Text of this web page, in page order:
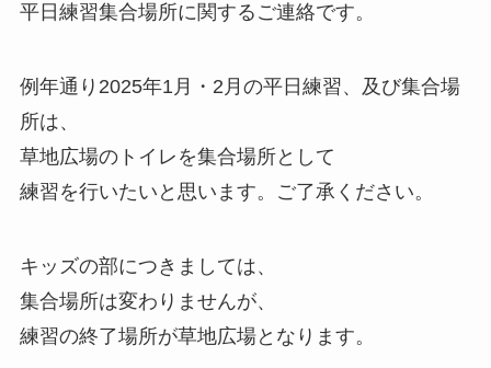
平日練習集合場所に関するご連絡です。
例年通り2025年1月・2月の平日練習、及び集合場
所は、
草地広場のトイレを集合場所として
練習を行いたいと思います。ご了承ください。
キッズの部につきましては、
集合場所は変わりませんが、
練習の終了場所が草地広場となります。